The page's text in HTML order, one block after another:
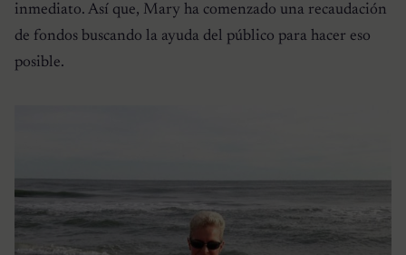
inmediato. Así que, Mary ha comenzado una recaudación
de fondos buscando la ayuda del público para hacer eso
posible.